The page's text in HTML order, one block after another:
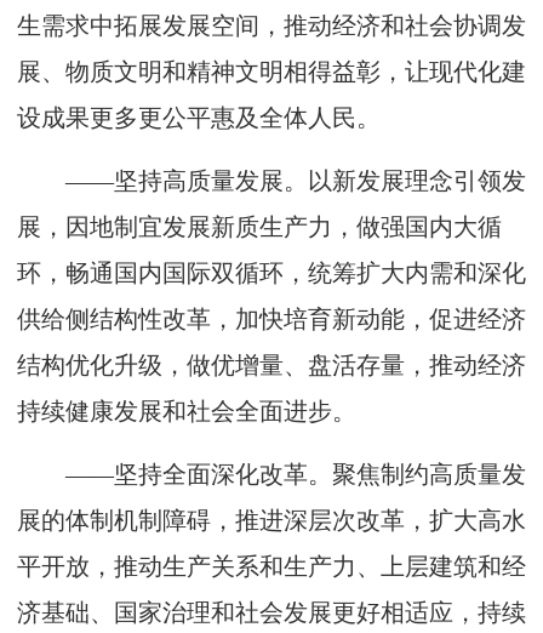
生需求中拓展发展空间，推动经济和社会协调发
展、物质文明和精神文明相得益彰，让现代化建
设成果更多更公平惠及全体人民。
——坚持高质量发展。以新发展理念引领发
展，因地制宜发展新质生产力，做强国内大循
环，畅通国内国际双循环，统筹扩大内需和深化
供给侧结构性改革，加快培育新动能，促进经济
结构优化升级，做优增量、盘活存量，推动经济
持续健康发展和社会全面进步。
——坚持全面深化改革。聚焦制约高质量发
展的体制机制障碍，推进深层次改革，扩大高水
平开放，推动生产关系和生产力、上层建筑和经
济基础、国家治理和社会发展更好相适应，持续